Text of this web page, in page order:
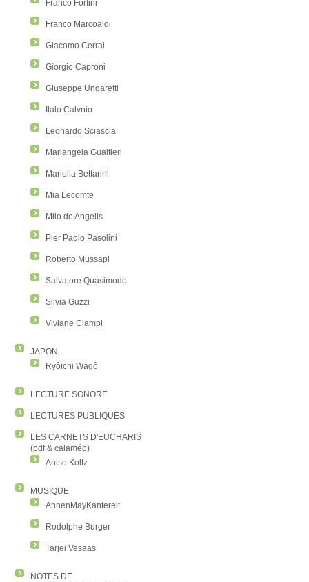
Franco Fortini
Franco Marcoaldi
Giacomo Cerrai
Giorgio Caproni
Giuseppe Ungaretti
Italo Calvnio
Leonardo Sciascia
Mariangela Gualtieri
Mariella Bettarini
Mia Lecomte
Milo de Angelis
Pier Paolo Pasolini
Roberto Mussapi
Salvatore Quasimodo
Silvia Guzzi
Viviane Ciampi
JAPON
Ryôichi Wagô
LECTURE SONORE
LECTURES PUBLIQUES
LES CARNETS D'EUCHARIS
(pdf & calaméo)
Anise Koltz
MUSIQUE
AnnenMayKantereit
Rodolphe Burger
Tarjei Vesaas
NOTES DE